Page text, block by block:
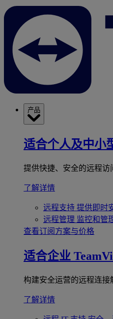
产品
适合个人及中小
提供快捷、安全的远程访
了解详情
远程支持 提供即时
远程管理 监控和管
查看订阅方案与价格
适合企业
构建安全运营的远程连接
了解详情